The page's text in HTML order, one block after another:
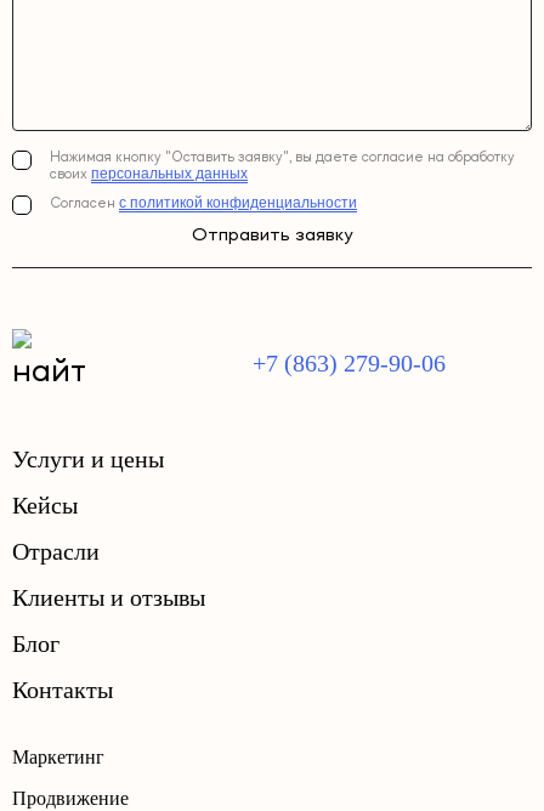
Нажимая кнопку "Оставить заявку", вы даете согласие на обработку
своих персональных данных
Согласен с политикой конфиденциальности
Отправить заявку
+7 (863) 279-90-06
Маркетинг
Продвижение
Услуги и цены
Кейсы
Отрасли
Клиенты и отзывы
Блог
Контакты